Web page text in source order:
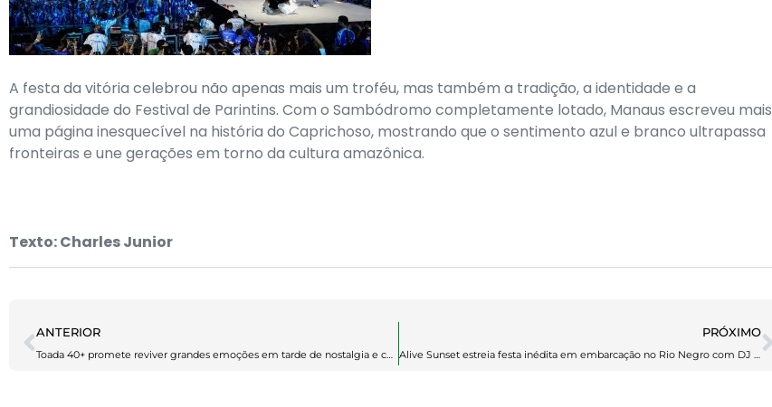
A festa da vitória celebrou não apenas mais um troféu, mas também a tradição, a identidade e a
grandiosidade do Festival de Parintins. Com o Sambódromo completamente lotado, Manaus escreveu mais
uma página inesquecível na história do Caprichoso, mostrando que o sentimento azul e branco ultrapassa
fronteiras e une gerações em torno da cultura amazônica.
Texto: Charles Junior
ANTERIOR PRÓXIMO